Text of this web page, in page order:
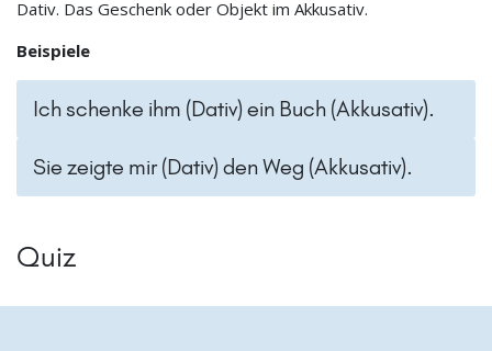
Dativ. Das Geschenk oder Objekt im Akkusativ.
Beispiele
Ich schenke ihm (Dativ) ein Buch (Akkusativ).
Sie zeigte mir (Dativ) den Weg (Akkusativ).
Quiz